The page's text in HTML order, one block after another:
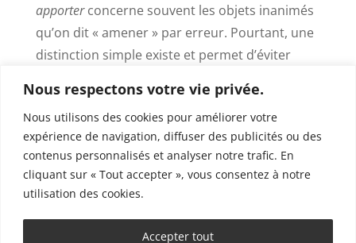
Nous respectons votre vie privée.
Nous utilisons des cookies pour améliorer votre
expérience de navigation, diffuser des publicités ou des
contenus personnalisés et analyser notre trafic. En
cliquant sur « Tout accepter », vous consentez à notre
utilisation des cookies.
Accepter tout
apporterconcerne souvent les objets inanimés
qu’on dit « amener » par erreur. Pourtant, une
distinction simple existe et permet d’éviter
Explication linguistique
simplifiée
Définitions pour les objets inanimés :
Apporter: Utilisé pour les objets